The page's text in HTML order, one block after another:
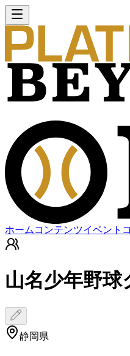
ホーム コンテンツイベント
山名少年野球
静岡県